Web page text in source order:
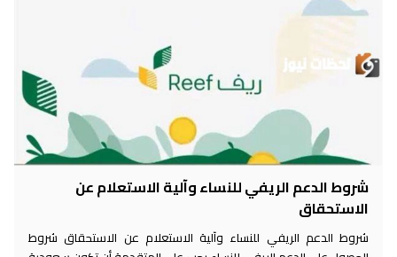
شروط الدعم الريفي للنساء وآلية الاستعلام عن
الاستحقاق
شروط الدعم الريفي للنساء وآلية الاستعلام عن الاستحقاق شروط